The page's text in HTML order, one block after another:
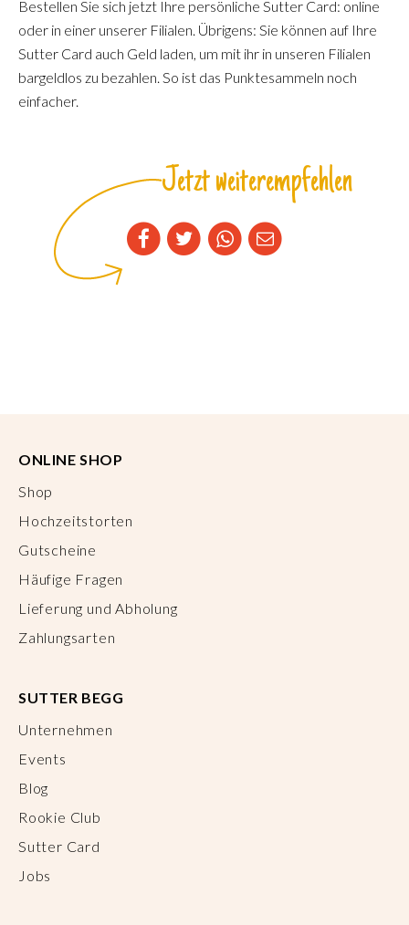
Bestellen Sie sich jetzt Ihre persönliche Sutter Card: online
oder in einer unserer Filialen. Übrigens: Sie können auf Ihre
Sutter Card auch Geld laden, um mit ihr in unseren Filialen
bargeldlos zu bezahlen. So ist das Punktesammeln noch
einfacher.
Jetzt weiterempfehlen
ONLINE SHOP
Shop
Hochzeitstorten
Gutscheine
Häufige Fragen
Lieferung und Abholung
Zahlungsarten
SUTTER BEGG
Unternehmen
Events
Blog
Rookie Club
Sutter Card
Jobs